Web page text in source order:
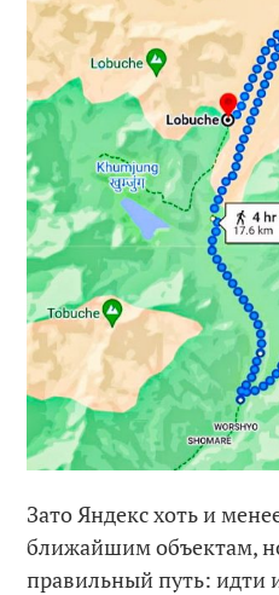
Зато Яндекс хоть и
ближайшим объектам,
правильный путь: идти